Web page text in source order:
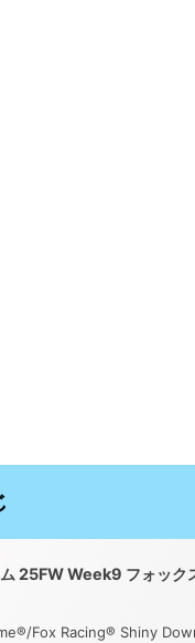
25FW Week9 フォック
Fox Racing® Shiny